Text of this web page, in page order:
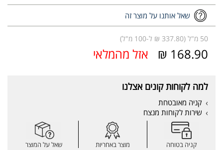
שאל אותנו על מוצר זה
50 מ"ל (337.80 ₪ ל-100 מ"ל)
168.90 ₪ אזל מהמלאי
למה לקוחות קונים אצלנו
קניה מאובטחת
שירות לקוחות מנצח
קניה בטוחה מוצר באחריות שאל על המוצר